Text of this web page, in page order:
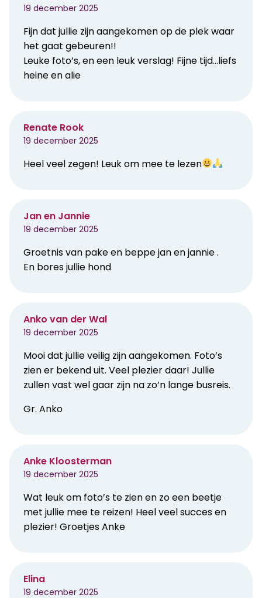
19 december 2025
Fijn dat jullie zijn aangekomen op de plek waar
het gaat gebeuren!!
Leuke foto’s, en een leuk verslag! Fijne tijd…liefs
heine en alie
Renate Rook
19 december 2025
Heel veel zegen! Leuk om mee te lezen
Jan en Jannie
19 december 2025
Groetnis van pake en beppe jan en jannie .
En bores jullie hond
Anko van der Wal
19 december 2025
Mooi dat jullie veilig zijn aangekomen. Foto’s
zien er bekend uit. Veel plezier daar! Jullie
zullen vast wel gaar zijn na zo’n lange busreis.
Gr. Anko
Anke Kloosterman
19 december 2025
Wat leuk om foto’s te zien en zo een beetje
met jullie mee te reizen! Heel veel succes en
plezier! Groetjes Anke
Elina
19 december 2025